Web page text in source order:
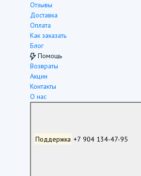
Отзывы
Доставка
Оплата
Как заказать
Блог
Помощь
Возвраты
Акции
Контакты
О нас
Поддержка +7 904 134-47-95